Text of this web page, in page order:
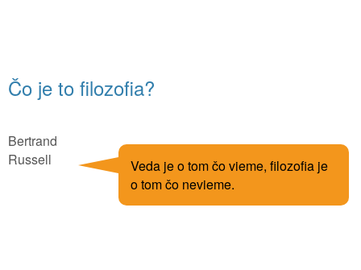
Čo je to filozofia?
Bertrand
Russell
Veda je o tom čo vieme, filozofia je
o tom čo nevieme.